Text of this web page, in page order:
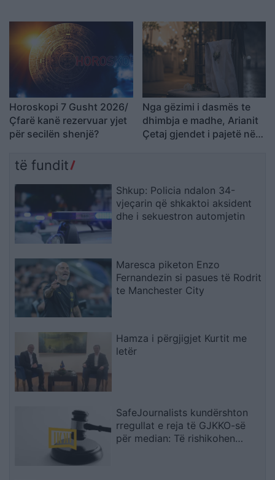
Horoskopi 7 Gusht 2026/
Çfarë kanë rezervuar yjet
për secilën shenjë?
Nga gëzimi i dasmës te
dhimbja e madhe, Arianit
Çetaj gjendet i pajetë në
të fundit
Shkup: Policia ndalon 34-
vjeçarin që shkaktoi aksident
dhe i sekuestron automjetin
Maresca piketon Enzo
Fernandezin si pasues të Rodrit
te Manchester City
Hamza i përgjigjet Kurtit me
letër
SafeJournalists kundërshton
rregullat e reja të GJKKO-së
për median: Të rishikohen